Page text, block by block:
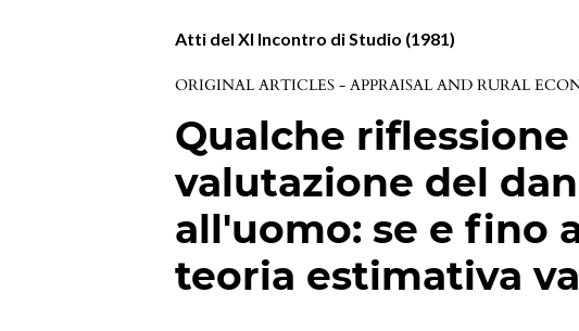
Atti del XI Incontro di Studio (1981)
ORIGINAL ARTICLES - APPRAISAL AND RURAL
Qualche
valutazione del
all'uomo: se e fino
teoria estimativa